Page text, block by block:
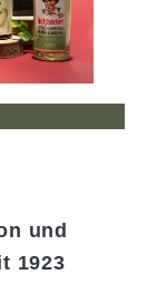
und
1923